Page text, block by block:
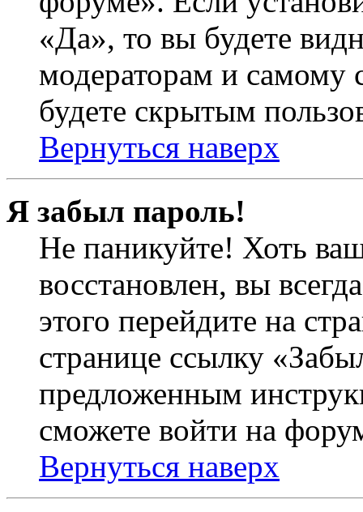
«Да», то вы будете
модераторам и самому
будете скрытым
Вернуться наверх
Я забыл пароль!
Не паникуйте! Хоть
восстановлен, вы
этого перейдите на
странице ссылку
предложенным
сможете войти на
Вернуться наверх